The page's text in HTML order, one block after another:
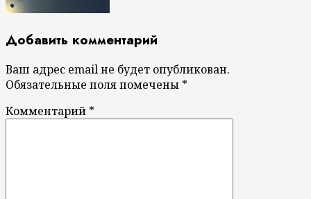
Добавить комментарий
Ваш адрес email не будет опубликован.
Обязательные поля помечены *
Комментарий *